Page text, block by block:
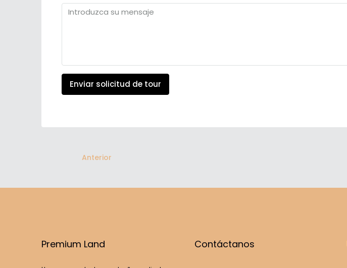
Enviar solicitud de tour
Anterior
Premium Land Contáctanos